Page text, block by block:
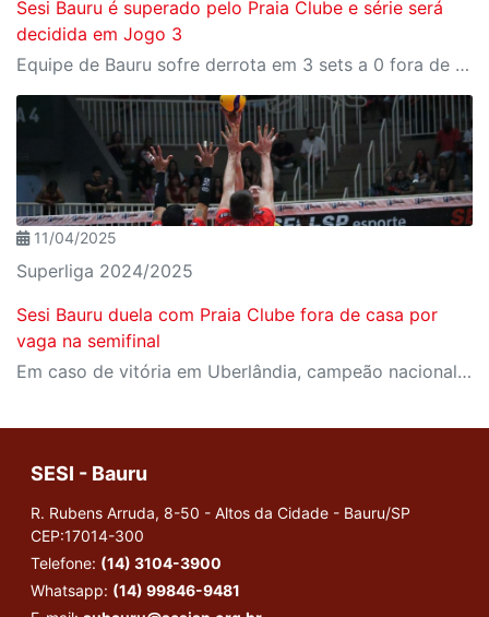
Sesi Bauru é superado pelo Praia Clube e série será
decidida em Jogo 3
Equipe de Bauru sofre derrota em 3 sets a 0 fora de casa e terá chance de definir a vaga em casa
11/04/2025
Superliga 2024/2025
Sesi Bauru duela com Praia Clube fora de casa por
vaga na semifinal
Em caso de vitória em Uberlândia, campeão nacional garante vaga na próxima fase
SESI - Bauru
R. Rubens Arruda, 8-50 - Altos da Cidade - Bauru/SP
CEP:17014-300
Telefone: (14) 3104-3900
Whatsapp: (14) 99846-9481